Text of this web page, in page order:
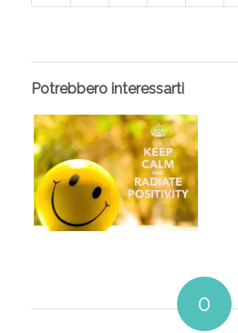
Potrebbero interessarti
0